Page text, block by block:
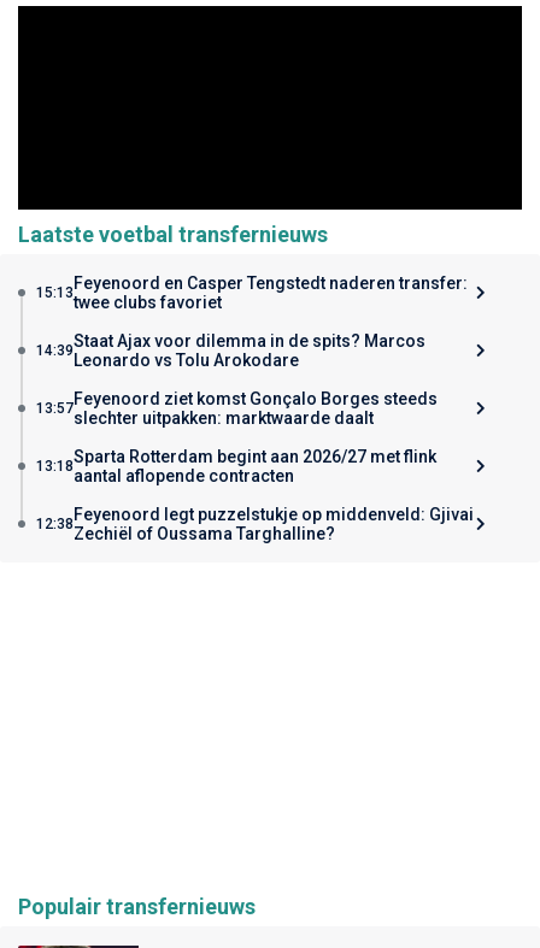
Laatste voetbal transfernieuws
15:13 Feyenoord en Casper Tengstedt naderen transfer:
twee clubs favoriet
14:39Staat Ajax voor dilemma in de spits? Marcos
Leonardo vs Tolu Arokodare
13:57Feyenoord ziet komst Gonçalo Borges steeds
slechter uitpakken: marktwaarde daalt
13:18Sparta Rotterdam begint aan 2026/27 met flink
aantal aflopende contracten
12:38 Feyenoord legt puzzelstukje op middenveld: Gjivai
Zechiël of Oussama Targhalline?
Populair transfernieuws